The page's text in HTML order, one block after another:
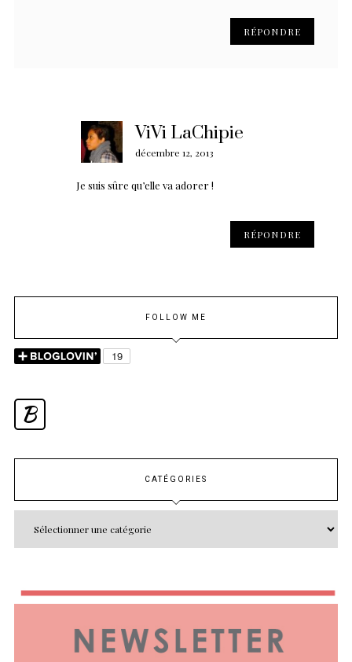
RÉPONDRE
ViVi LaChipie
décembre 12, 2013
Je suis sûre qu’elle va adorer !
RÉPONDRE
FOLLOW ME
B
CATÉGORIES